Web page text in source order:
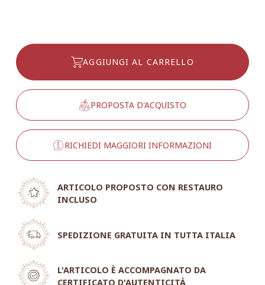
AGGIUNGI AL CARRELLO
PROPOSTA D'ACQUISTO
RICHIEDI MAGGIORI INFORMAZIONI
ARTICOLO PROPOSTO CON RESTAURO
INCLUSO
SPEDIZIONE GRATUITA IN TUTTA ITALIA
L'ARTICOLO È ACCOMPAGNATO DA
CERTIFICATO D'AUTENTICITÀ